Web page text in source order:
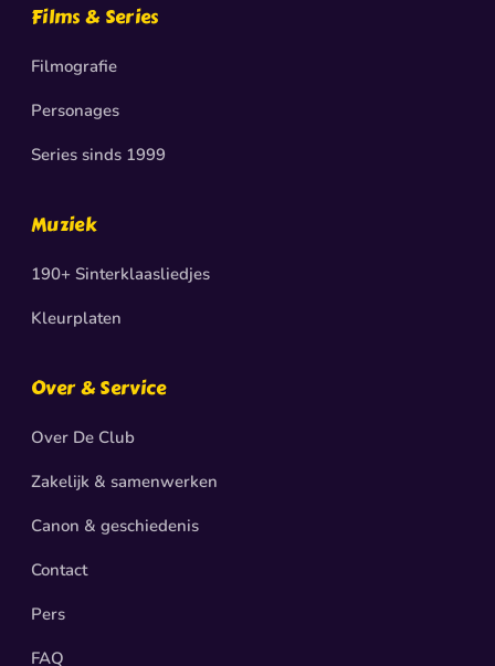
Films & Series
Filmografie
Personages
Series sinds 1999
Muziek
190+ Sinterklaasliedjes
Kleurplaten
Over & Service
Over De Club
Zakelijk & samenwerken
Canon & geschiedenis
Contact
Pers
FAQ